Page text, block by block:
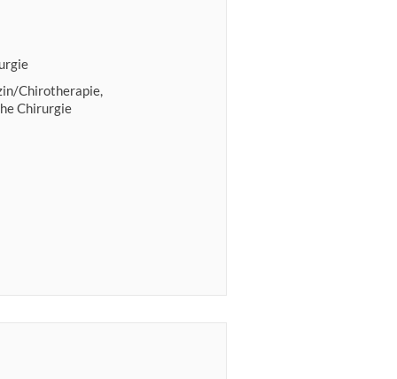
Chirotherapie,
Chirurgie